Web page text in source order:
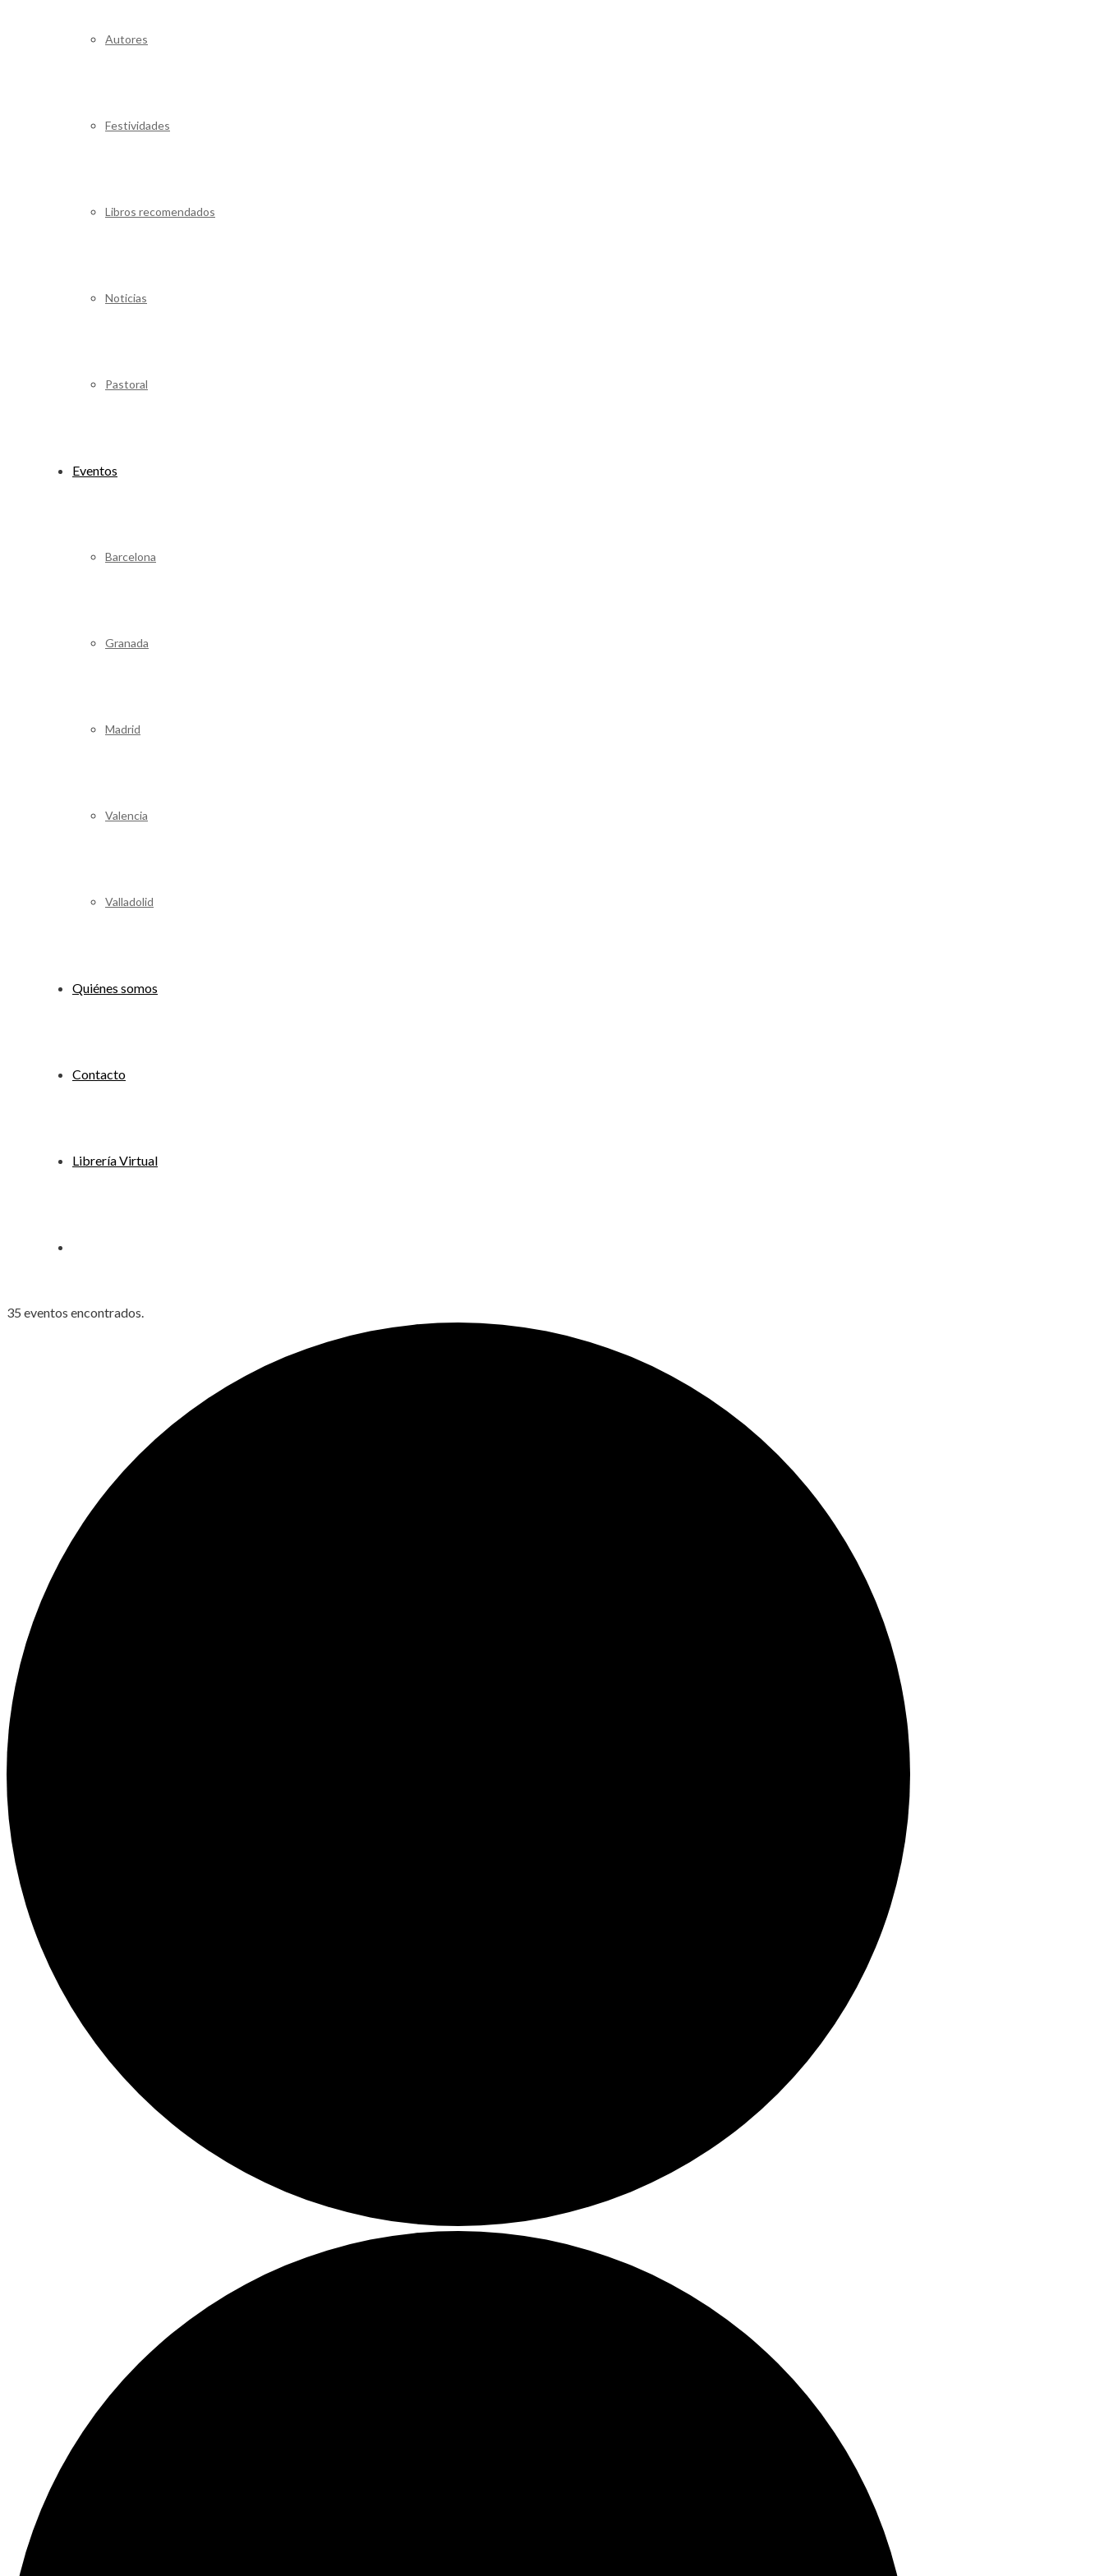
Autores
Festividades
Libros recomendados
Noticias
Pastoral
Eventos
Barcelona
Granada
Madrid
Valencia
Valladolid
Quiénes somos
Contacto
Librería Virtual
35 eventos encontrados.